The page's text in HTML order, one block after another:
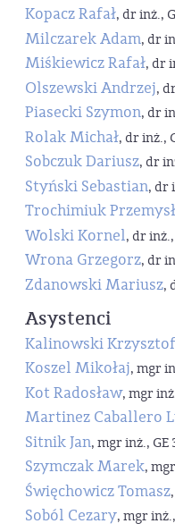
Kopacz Rafał, dr inż.,
Milczarek Adam, dr
Miśkiewicz Rafał, dr
Olszewski Andrzej,
Piasecki Szymon, dr
Rolak Michał, dr inż.,
Sobczuk Dariusz, dr
Styński Sebastian, dr
Trochimiuk
Wolski Kornel, dr
Wrona Grzegorz, dr
Zdanowski Mariusz,
Asystenci
Kalinowski Krzysztof
Koszel Mikołaj, mgr
Kot Radosław, mgr
Martinez Caballero
Sitnik Jan, mgr inż., GE
Szymczak Marek,
Święchowicz Tomasz
Soból Cezary, mgr